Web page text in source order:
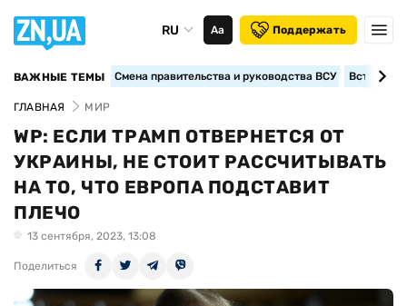
RU Аа Поддержать
ВАЖНЫЕ ТЕМЫ Смена правительства и руководства ВСУ
ГЛАВНАЯ МИР
WP: ЕСЛИ ТРАМП ОТВЕРНЕТСЯ ОТ
УКРАИНЫ, НЕ СТОИТ РАССЧИТЫВАТЬ
НА ТО, ЧТО ЕВРОПА ПОДСТАВИТ
ПЛЕЧО
13 сентября, 2023, 13:08
Поделиться